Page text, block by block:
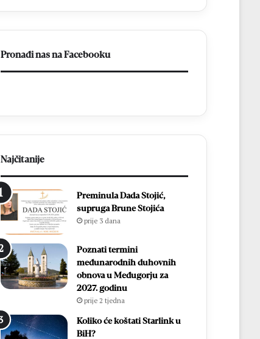
elektroničko
Pronađi nas na Facebooku
Najčitanije
Preminula Dada Stojić,
supruga Brune Stojića
prije 3 dana
Poznati termini
međunarodnih duhovnih
obnova u Međugorju za
2027. godinu
prije 2 tjedna
Koliko će koštati Starlink u
BiH?